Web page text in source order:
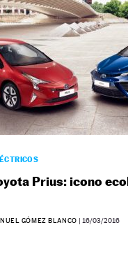
Prius: icono
GÓMEZ BLANCO | 16/03/2016